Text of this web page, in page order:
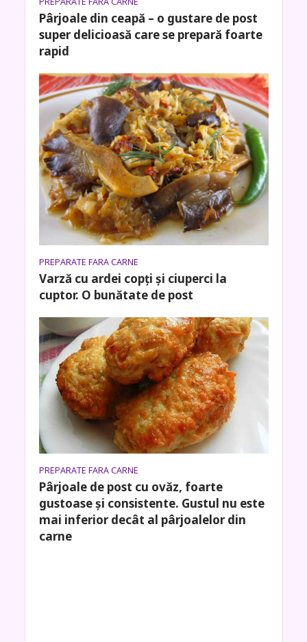
Pârjoale din ceapă – o gustare de post
super delicioasă care se prepară foarte
rapid
PREPARATE FARA CARNE
Varză cu ardei copţi şi ciuperci la
cuptor. O bunătate de post
PREPARATE FARA CARNE
Pârjoale de post cu ovăz, foarte
gustoase și consistente. Gustul nu este
mai inferior decât al pârjoalelor din
carne